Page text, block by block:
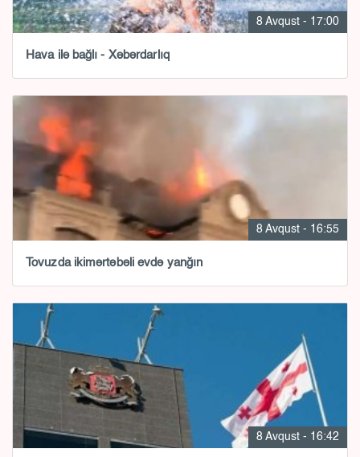
8 Avqust - 17:00
Hava ilə bağlı - Xəbərdarlıq
8 Avqust - 16:55
Tovuzda ikimərtəbəli evdə yanğın
8 Avqust - 16:42